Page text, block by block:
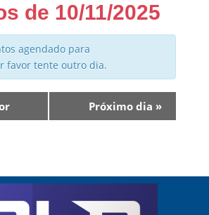
g
a
ç
ã
o
e
t
de 10/11/2025
agendado para
favor tente outro dia.
Próximo dia »